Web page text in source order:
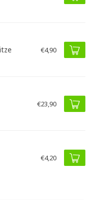
€4,90
€23,90
€4,20